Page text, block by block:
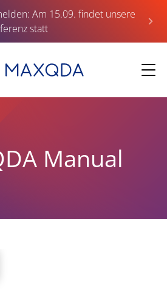
Am 15.09. findet unsere
statt
Manual